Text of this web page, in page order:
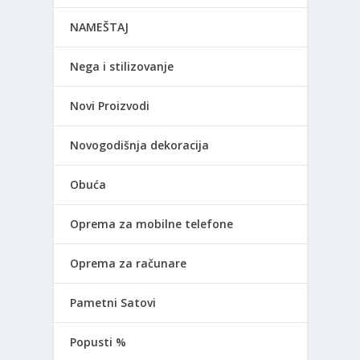
NAMEŠTAJ
Nega i stilizovanje
Novi Proizvodi
Novogodišnja dekoracija
Obuća
Oprema za mobilne telefone
Oprema za računare
Pametni Satovi
Popusti %